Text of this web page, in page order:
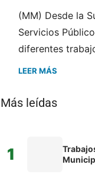
(MM) Desde la
Servicios
diferentes
LEER MÁS
Más leídas
1